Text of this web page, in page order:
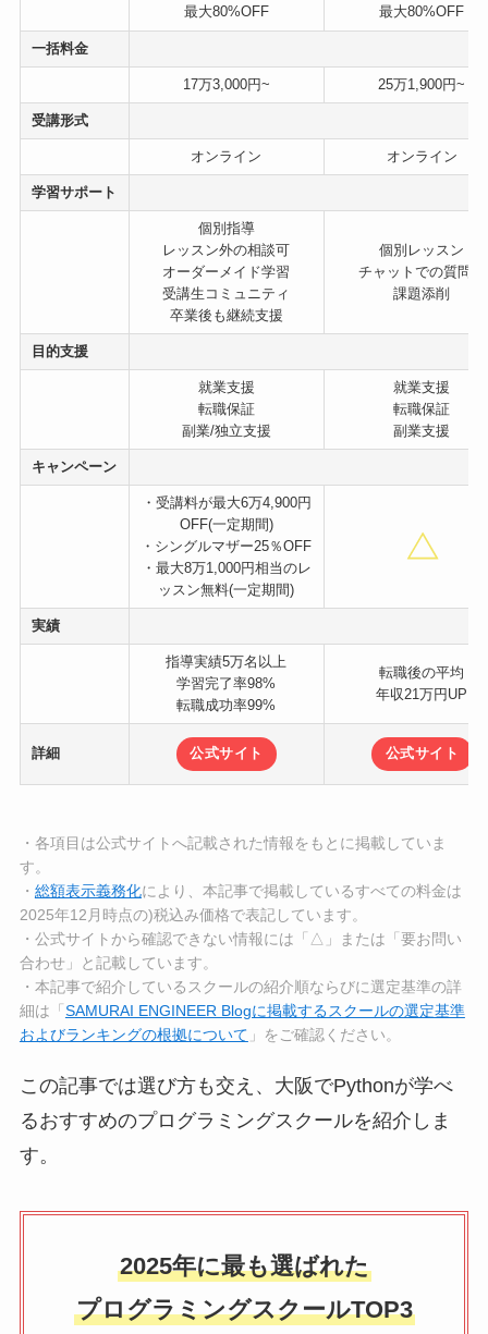
最大80%OFF
最大80%OFF
一括料金
17万3,000円~ 25万1,900円~
受講形式
オンライン オンライン
学習サポート
個別指導
レッスン外の相談可
オーダーメイド学習
受講生コミュニティ
卒業後も継続支援
個別レッスン
チャットでの質問可
課題添削
目的支援
就業支援
転職保証
副業/独立支援
就業支援
転職保証
副業支援
キャンペーン
・受講料が最大6万4,900円
OFF(一定期間)
・シングルマザー25％OFF
・最大8万1,000円相当のレ
ッスン無料(一定期間)
実績
指導実績5万名以上
学習完了率98%
転職成功率99%
転職後の平均
年収21万円UP
詳細 公式サイト 公式サイト
・各項目は公式サイトへ記載された情報をもとに掲載していま
す。
・ 総額表示義務化により、本記事で掲載しているすべての料金は
2025年12月時点の)税込み価格で表記しています。
・公式サイトから確認できない情報には「△」または「要お問い
合わせ」と記載しています。
・本記事で紹介しているスクールの紹介順ならびに選定基準の詳
細は「 SAMURAI ENGINEER Blogに掲載するスクールの選定基準
およびランキングの根拠について 」をご確認ください。
この記事では選び方も交え、大阪でPythonが学べ
るおすすめのプログラミングスクールを紹介しま
す。
2025年に最も選ばれた
プログラミングスクールTOP3